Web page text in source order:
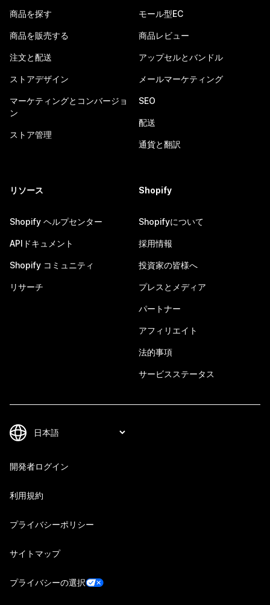
商品を探す
商品を販売する
注文と配送
ストアデザイン
マーケティングとコンバージョ
ン
ストア管理
モール型EC
商品レビュー
アップセルとバンドル
メールマーケティング
SEO
配送
通貨と翻訳
リソース
Shopify ヘルプセンター
APIドキュメント
Shopify コミュニティ
リサーチ
Shopify
Shopifyについて
採用情報
投資家の皆様へ
プレスとメディア
パートナー
アフィリエイト
法的事項
サービスステータス
開発者ログイン
利用規約
プライバシーポリシー
サイトマップ
プライバシーの選択